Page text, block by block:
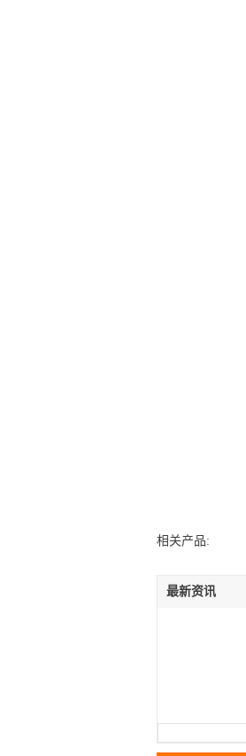
相关产品:
最新资讯